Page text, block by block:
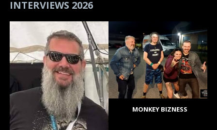
INTERVIEWS 2026
MONKEY BIZNESS